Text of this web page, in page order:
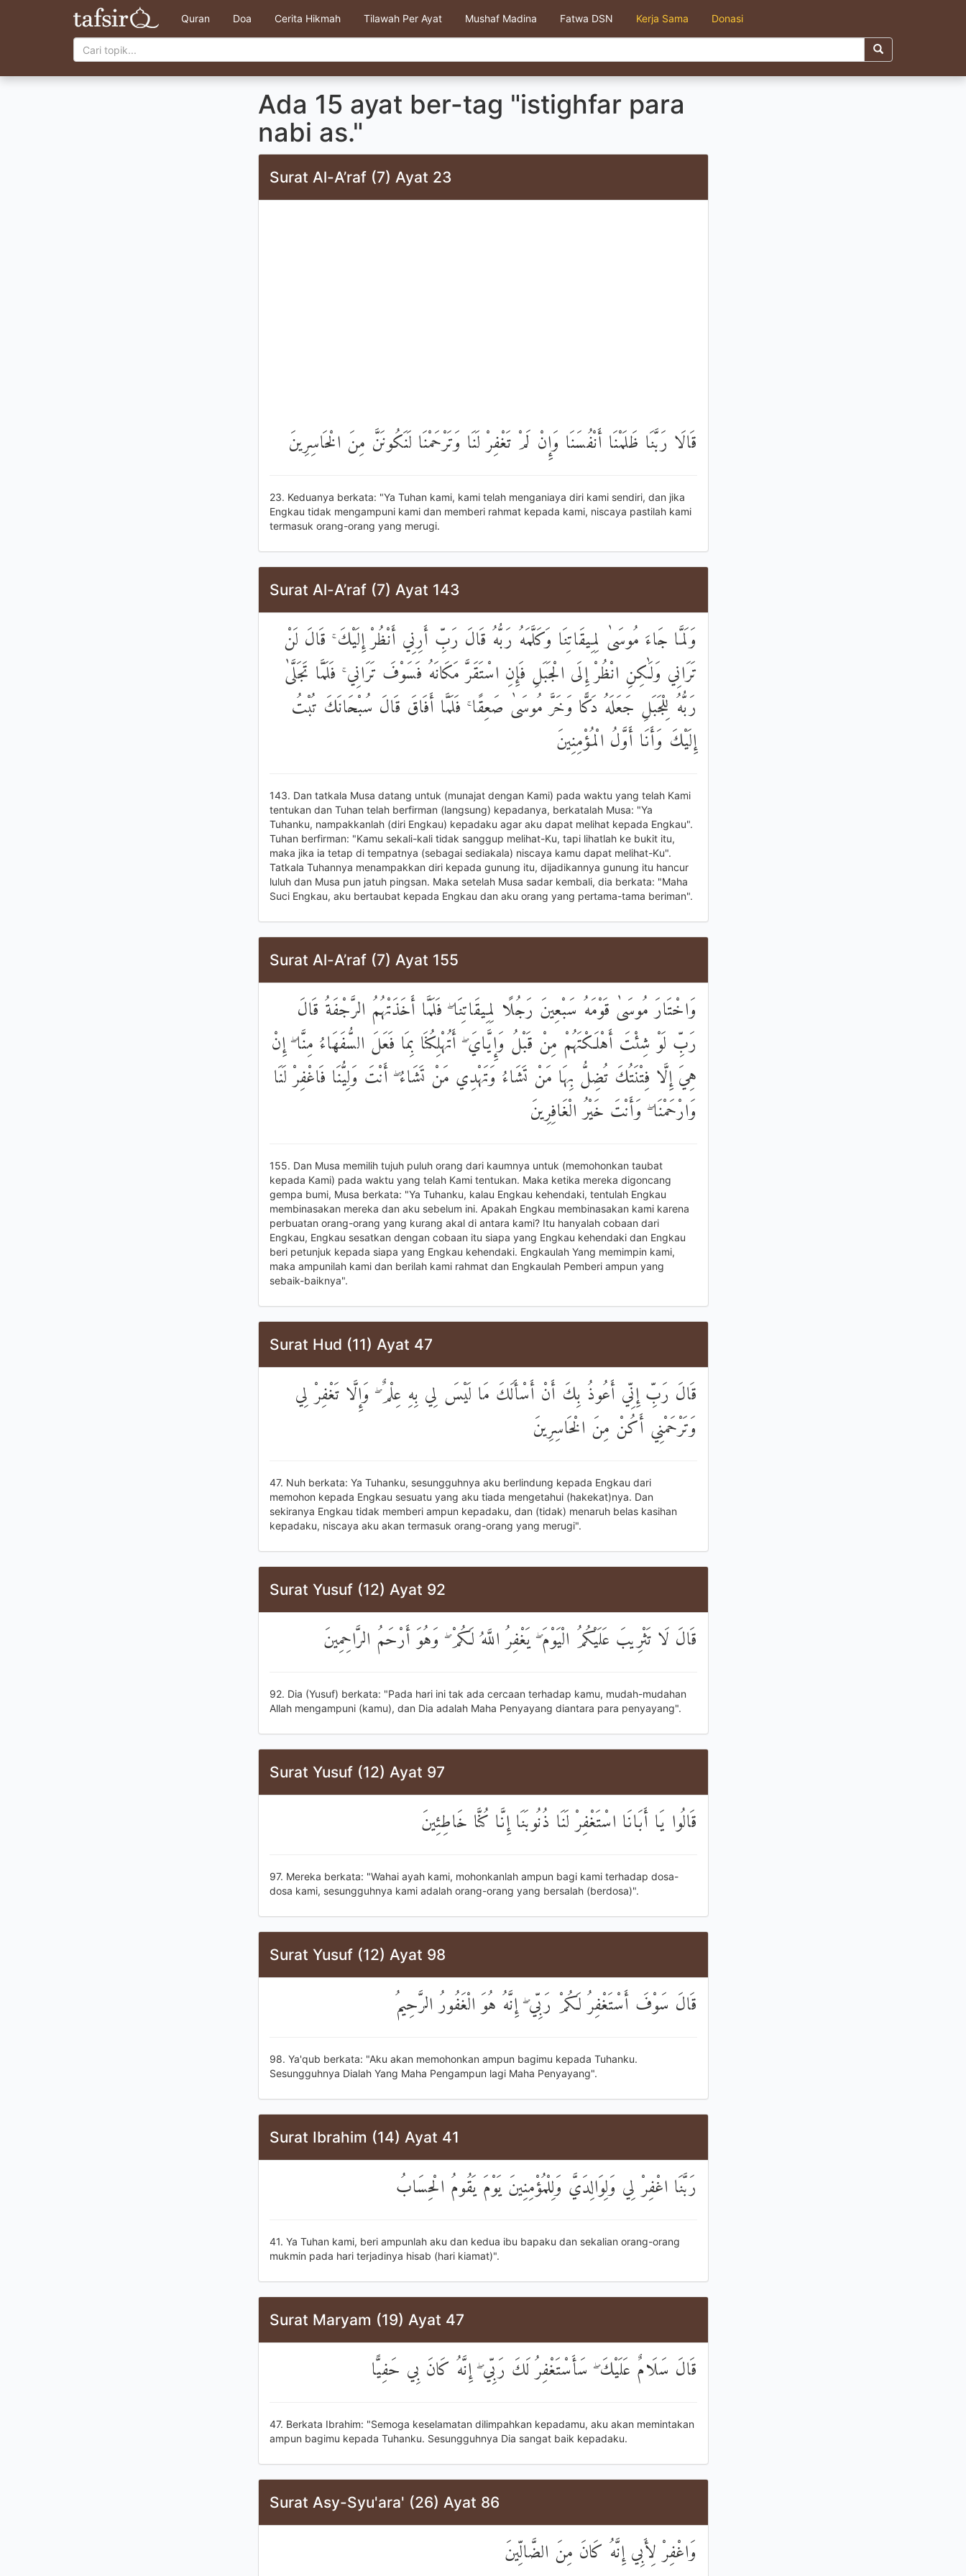
Quran Doa Cerita Hikmah Tilawah Per Ayat Mushaf Madina Fatwa DSN Kerja Sama Donasi
Ada 15 ayat ber-tag "istighfar para
nabi as."
Surat Al-A’raf (7) Ayat 23
قَالَا رَبَّنَا ظَلَمْنَا أَنْفُسَنَا وَإِنْ لَمْ تَغْفِرْ لَنَا وَتَرْحَمْنَا لَنَكُونَنَّ مِنَ الْخَاسِرِينَ
23. Keduanya berkata: "Ya Tuhan kami, kami telah menganiaya diri kami sendiri, dan jika
Engkau tidak mengampuni kami dan memberi rahmat kepada kami, niscaya pastilah kami
termasuk orang-orang yang merugi.
Surat Al-A’raf (7) Ayat 143
وَلَمَّا جَاءَ مُوسَىٰ لِمِيقَاتِنَا وَكَلَّمَهُ رَبُّهُ قَالَ رَبِّ أَرِنِي أَنْظُرْ إِلَيْكَ ۚ قَالَ لَنْ
تَرَانِي وَلَٰكِنِ انْظُرْ إِلَى الْجَبَلِ فَإِنِ اسْتَقَرَّ مَكَانَهُ فَسَوْفَ تَرَانِي ۚ فَلَمَّا تَجَلَّىٰ
رَبُّهُ لِلْجَبَلِ جَعَلَهُ دَكًّا وَخَرَّ مُوسَىٰ صَعِقًا ۚ فَلَمَّا أَفَاقَ قَالَ سُبْحَانَكَ تُبْتُ
إِلَيْكَ وَأَنَا أَوَّلُ الْمُؤْمِنِينَ
143. Dan tatkala Musa datang untuk (munajat dengan Kami) pada waktu yang telah Kami
tentukan dan Tuhan telah berfirman (langsung) kepadanya, berkatalah Musa: "Ya
Tuhanku, nampakkanlah (diri Engkau) kepadaku agar aku dapat melihat kepada Engkau".
Tuhan berfirman: "Kamu sekali-kali tidak sanggup melihat-Ku, tapi lihatlah ke bukit itu,
maka jika ia tetap di tempatnya (sebagai sediakala) niscaya kamu dapat melihat-Ku".
Tatkala Tuhannya menampakkan diri kepada gunung itu, dijadikannya gunung itu hancur
luluh dan Musa pun jatuh pingsan. Maka setelah Musa sadar kembali, dia berkata: "Maha
Suci Engkau, aku bertaubat kepada Engkau dan aku orang yang pertama-tama beriman".
Surat Al-A’raf (7) Ayat 155
وَاخْتَارَ مُوسَىٰ قَوْمَهُ سَبْعِينَ رَجُلًا لِمِيقَاتِنَا ۖ فَلَمَّا أَخَذَتْهُمُ الرَّجْفَةُ قَالَ
رَبِّ لَوْ شِئْتَ أَهْلَكْتَهُمْ مِنْ قَبْلُ وَإِيَّايَ ۖ أَتُهْلِكُنَا بِمَا فَعَلَ السُّفَهَاءُ مِنَّا ۖ إِنْ
هِيَ إِلَّا فِتْنَتُكَ تُضِلُّ بِهَا مَنْ تَشَاءُ وَتَهْدِي مَنْ تَشَاءُ ۖ أَنْتَ وَلِيُّنَا فَاغْفِرْ لَنَا
وَارْحَمْنَا ۖ وَأَنْتَ خَيْرُ الْغَافِرِينَ
155. Dan Musa memilih tujuh puluh orang dari kaumnya untuk (memohonkan taubat
kepada Kami) pada waktu yang telah Kami tentukan. Maka ketika mereka digoncang
gempa bumi, Musa berkata: "Ya Tuhanku, kalau Engkau kehendaki, tentulah Engkau
membinasakan mereka dan aku sebelum ini. Apakah Engkau membinasakan kami karena
perbuatan orang-orang yang kurang akal di antara kami? Itu hanyalah cobaan dari
Engkau, Engkau sesatkan dengan cobaan itu siapa yang Engkau kehendaki dan Engkau
beri petunjuk kepada siapa yang Engkau kehendaki. Engkaulah Yang memimpin kami,
maka ampunilah kami dan berilah kami rahmat dan Engkaulah Pemberi ampun yang
sebaik-baiknya".
Surat Hud (11) Ayat 47
قَالَ رَبِّ إِنِّي أَعُوذُ بِكَ أَنْ أَسْأَلَكَ مَا لَيْسَ لِي بِهِ عِلْمٌ ۖ وَإِلَّا تَغْفِرْ لِي
وَتَرْحَمْنِي أَكُنْ مِنَ الْخَاسِرِينَ
47. Nuh berkata: Ya Tuhanku, sesungguhnya aku berlindung kepada Engkau dari
memohon kepada Engkau sesuatu yang aku tiada mengetahui (hakekat)nya. Dan
sekiranya Engkau tidak memberi ampun kepadaku, dan (tidak) menaruh belas kasihan
kepadaku, niscaya aku akan termasuk orang-orang yang merugi".
Surat Yusuf (12) Ayat 92
قَالَ لَا تَثْرِيبَ عَلَيْكُمُ الْيَوْمَ ۖ يَغْفِرُ اللَّهُ لَكُمْ ۖ وَهُوَ أَرْحَمُ الرَّاحِمِينَ
92. Dia (Yusuf) berkata: "Pada hari ini tak ada cercaan terhadap kamu, mudah-mudahan
Allah mengampuni (kamu), dan Dia adalah Maha Penyayang diantara para penyayang".
Surat Yusuf (12) Ayat 97
قَالُوا يَا أَبَانَا اسْتَغْفِرْ لَنَا ذُنُوبَنَا إِنَّا كُنَّا خَاطِئِينَ
97. Mereka berkata: "Wahai ayah kami, mohonkanlah ampun bagi kami terhadap dosa-
dosa kami, sesungguhnya kami adalah orang-orang yang bersalah (berdosa)".
Surat Yusuf (12) Ayat 98
قَالَ سَوْفَ أَسْتَغْفِرُ لَكُمْ رَبِّي ۖ إِنَّهُ هُوَ الْغَفُورُ الرَّحِيمُ
98. Ya'qub berkata: "Aku akan memohonkan ampun bagimu kepada Tuhanku.
Sesungguhnya Dialah Yang Maha Pengampun lagi Maha Penyayang".
Surat Ibrahim (14) Ayat 41
رَبَّنَا اغْفِرْ لِي وَلِوَالِدَيَّ وَلِلْمُؤْمِنِينَ يَوْمَ يَقُومُ الْحِسَابُ
41. Ya Tuhan kami, beri ampunlah aku dan kedua ibu bapaku dan sekalian orang-orang
mukmin pada hari terjadinya hisab (hari kiamat)".
Surat Maryam (19) Ayat 47
قَالَ سَلَامٌ عَلَيْكَ ۖ سَأَسْتَغْفِرُ لَكَ رَبِّي ۖ إِنَّهُ كَانَ بِي حَفِيًّا
47. Berkata Ibrahim: "Semoga keselamatan dilimpahkan kepadamu, aku akan memintakan
ampun bagimu kepada Tuhanku. Sesungguhnya Dia sangat baik kepadaku.
Surat Asy-Syu'ara' (26) Ayat 86
وَاغْفِرْ لِأَبِي إِنَّهُ كَانَ مِنَ الضَّالِّينَ